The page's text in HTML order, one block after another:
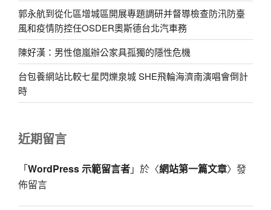
郭永航到從化區增城區開展專題調研并督導檢查防汛防臺
風和疫情防控任OSDER奧斯德台北汽車務
陳好漢：男性億嵐辦公家具孤獨的隱性危機
台包養網站比較七星閃爍泉城 SHE飛輪海濟南演唱會倒計
時
近期留言
「WordPress 示範留言者」於〈網站第一篇文章〉發
佈留言